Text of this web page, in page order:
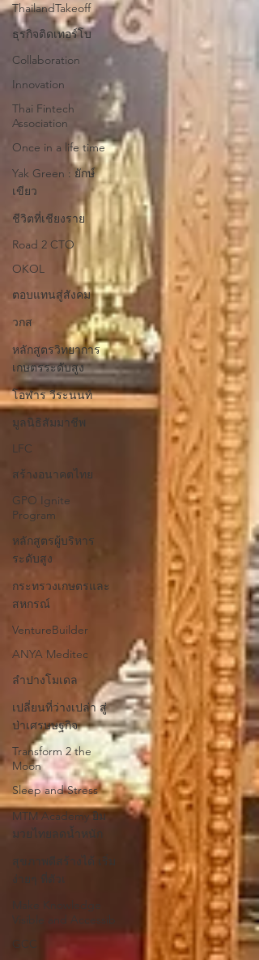
ThailandTakeoff
ธุรกิจติดเทอร์โบ
Collaboration
Innovation
Thai Fintech
Association
Once in a life time
Yak Green : ยักษ์
เขียว
ชีวิตที่เชียงราย
Road 2 CTO
OKOL
ตอบแทนสู่สังคม
วกส
หลักสูตรวิทยาการ
เกษตรระดับสูง
โอฬาร วีระนนท์
มูลนิธิสัมมาชีพ
LFC
สร้างอนาคตไทย
GPO Ignite
Program
หลักสูตรผู้บริหาร
ระดับสูง
กระทรวงเกษตรและ
สหกรณ์
VentureBuilder
ANYA Meditec
ลำปางโมเดล
เปลี่ยนที่ว่างเปล่า สู่
ป่าเศรษษฐกิจ
Transform 2 the
Moon
Sleep and Stress
MTM Academy ยิม
มวยไทยลดน้ำหนัก
สุขภาพดีสร้างได้ เริ่ม
ง่ายๆ ที่ตัวเ
Make Knowledge
Visible and Accessib
GCC